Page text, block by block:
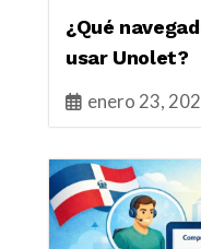
¿Qué
usar Unolet?
enero 23,